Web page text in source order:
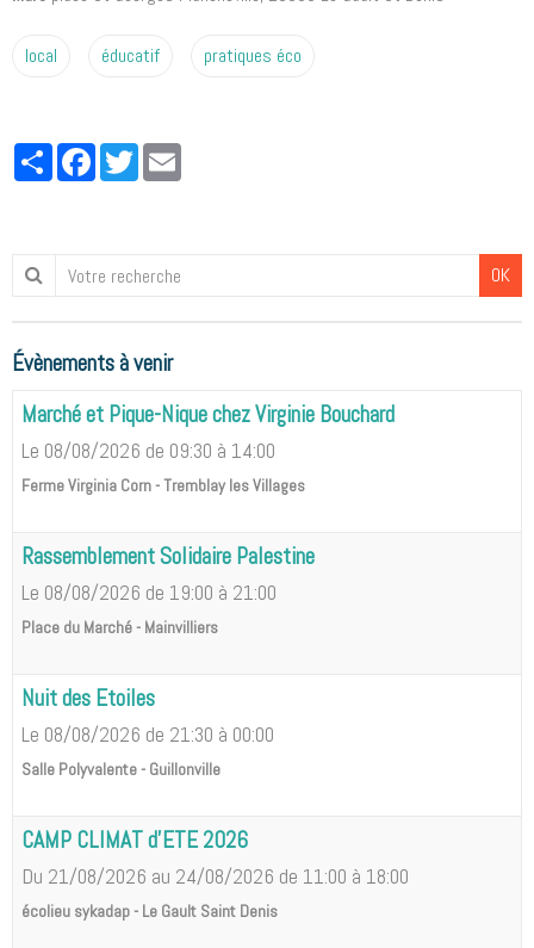
local éducatif pratiques éco
PartagerFacebookTwitter
OK
Évènements à venir
Marché et Pique-Nique chez Virginie Bouchard
Le 08/08/2026 de 09:30 à 14:00
Ferme Virginia Corn - Tremblay les Villages
Rassemblement Solidaire Palestine
Le 08/08/2026 de 19:00 à 21:00
Place du Marché - Mainvilliers
Nuit des Etoiles
Le 08/08/2026 de 21:30 à 00:00
Salle Polyvalente - Guillonville
CAMP CLIMAT d'ETE 2026
Du 21/08/2026 au 24/08/2026 de 11:00 à 18:00
écolieu sykadap - Le Gault Saint Denis